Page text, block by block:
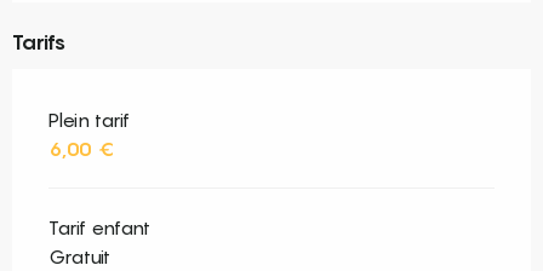
Tarifs
Plein tarif
6,00 €
Tarif enfant
Gratuit